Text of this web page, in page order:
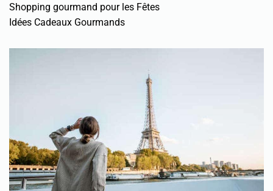
Shopping gourmand pour les Fêtes
Idées Cadeaux Gourmands